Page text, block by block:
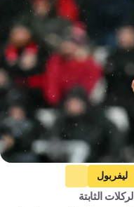
ليفربول
إبراهيما كوناتي
الثابتة